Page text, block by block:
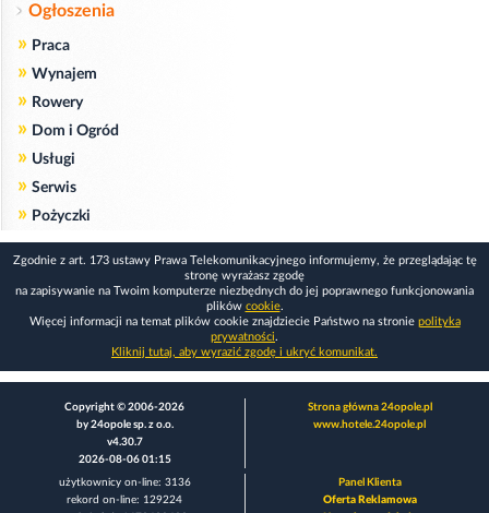
Ogłoszenia
» Praca
» Wynajem
» Rowery
» Dom i Ogród
» Usługi
» Serwis
» Pożyczki
Zgodnie z art. 173 ustawy Prawa Telekomunikacyjnego informujemy, że przeglądając tę
stronę wyrażasz zgodę
na zapisywanie na Twoim komputerze niezbędnych do jej poprawnego funkcjonowania
plików cookie.
Więcej informacji na temat plików cookie znajdziecie Państwo na stronie polityka
prywatności.
Kliknij tutaj, aby wyrazić zgodę i ukryć komunikat.
Copyright © 2006-2026
by 24opole sp. z o.o.
v4.30.7
2026-08-06 01:15
Strona główna 24opole.pl
www.hotele.24opole.pl
użytkownicy on-line: 3136
rekord on-line: 129224
Panel Klienta
Oferta Reklamowa